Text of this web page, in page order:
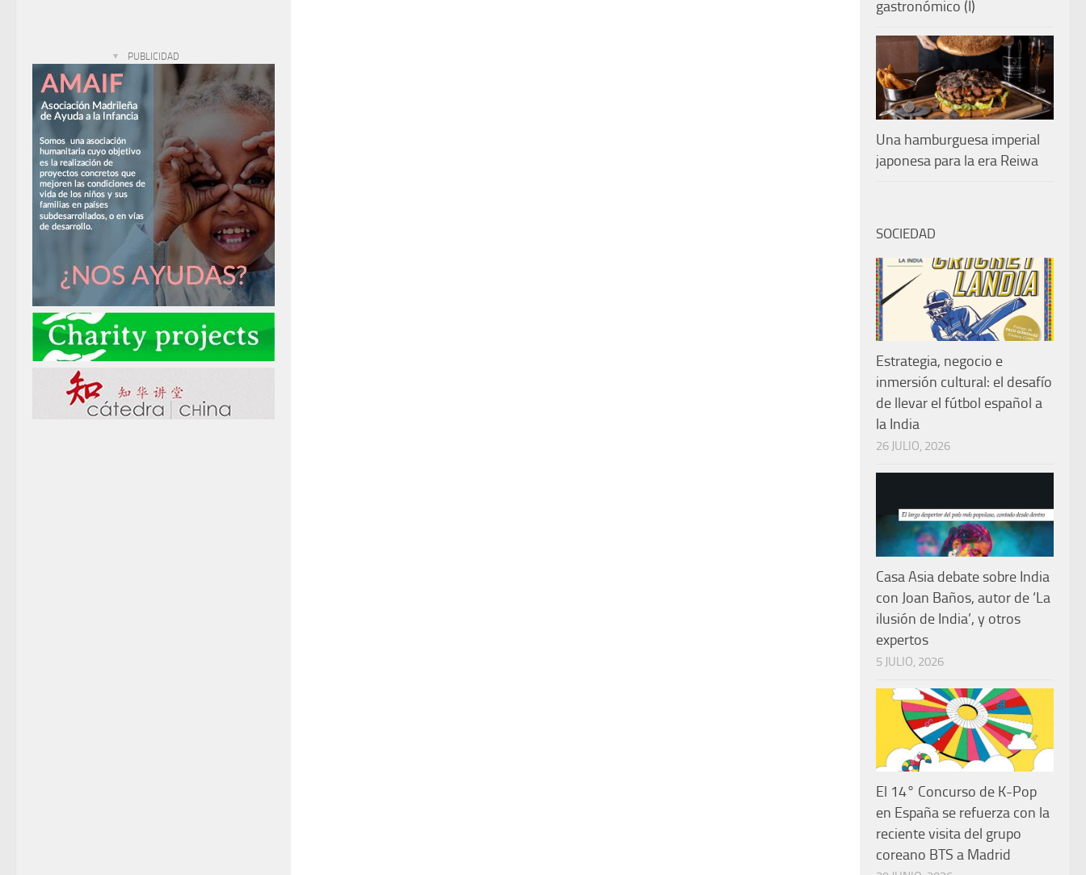
PUBLICIDAD
gastronómico (I)
Una hamburguesa imperial
japonesa para la era Reiwa
SOCIEDAD
Estrategia, negocio e
inmersión cultural: el desafío
de llevar el fútbol español a
la India
26 JULIO, 2026
Casa Asia debate sobre India
con Joan Baños, autor de ‘La
ilusión de India’, y otros
expertos
5 JULIO, 2026
El 14° Concurso de K-Pop
en España se refuerza con la
reciente visita del grupo
coreano BTS a Madrid